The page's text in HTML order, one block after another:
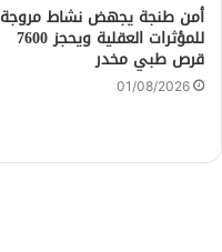
أمن طنجة يجهض نشاط مروجة
للمؤثرات العقلية ويحجز 7600
قرص طبي مخدر
01/08/2026